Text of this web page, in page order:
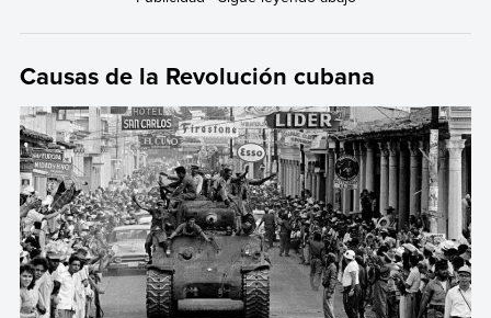
Causas de la Revolución cubana